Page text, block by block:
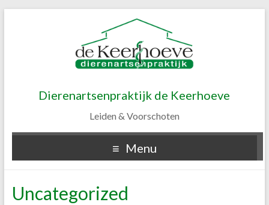
Dierenartsenpraktijk de Keerhoeve
Leiden & Voorschoten
Menu
Uncategorized